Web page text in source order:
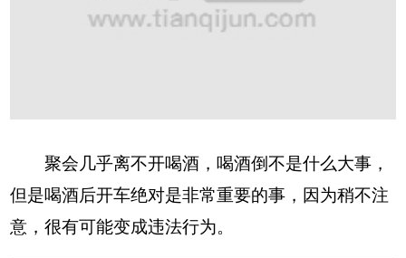
聚会几乎离不开喝酒，喝酒倒不是什么大事，
但是喝酒后开车绝对是非常重要的事，因为稍不注
意，很有可能变成违法行为。